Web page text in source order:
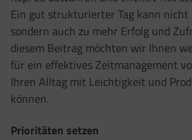
Ein gut strukturierter Tag kann nicht
sondern auch zu mehr Erfolg und
diesem Beitrag möchten wir Ihnen
für ein effektives Zeitmanagement
Ihren Alltag mit Leichtigkeit und
können.
Prioritäten setzen